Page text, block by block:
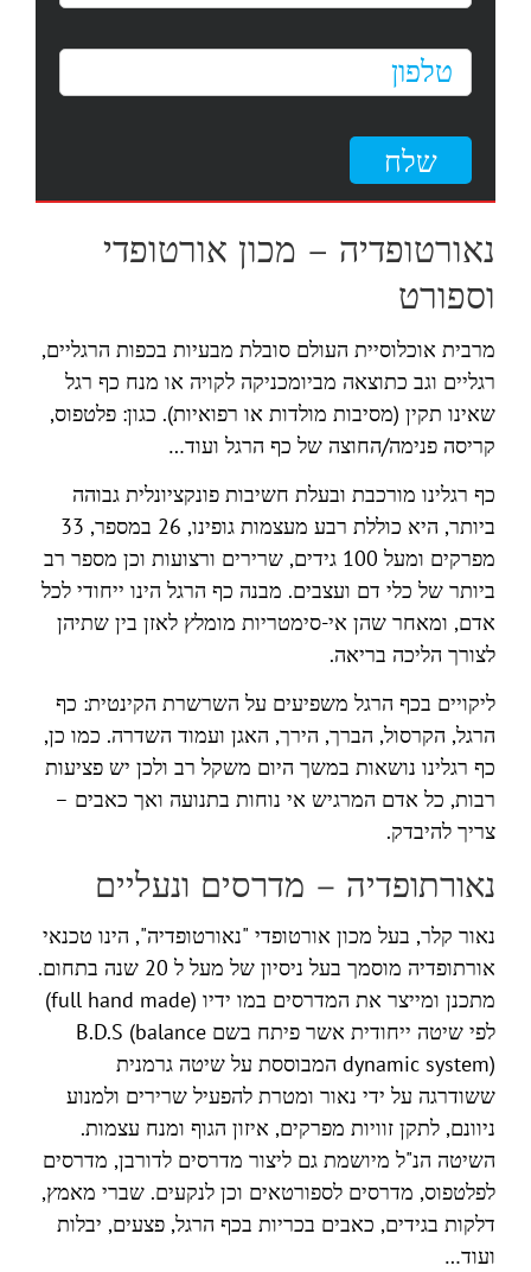
נאורטופדיה – מכון אורטופדי
וספורט
מרבית אוכלוסיית העולם סובלת מבעיות בכפות הרגליים,
רגליים וגב כתוצאה מביומכניקה לקויה או מנח כף רגל
שאינו תקין (מסיבות מולדות או רפואיות). כגון: פלטפוס,
קריסה פנימה/החוצה של כף הרגל ועוד…
כף רגלינו מורכבת ובעלת חשיבות פונקציונלית גבוהה
ביותר, היא כוללת רבע מעצמות גופינו, 26 במספר, 33
מפרקים ומעל 100 גידים, שרירים ורצועות וכן מספר רב
ביותר של כלי דם ועצבים. מבנה כף הרגל הינו ייחודי לכל
אדם, ומאחר שהן אי-סימטריות מומלץ לאזן בין שתיהן
לצורך הליכה בריאה.
ליקויים בכף הרגל משפיעים על השרשרת הקינטית: כף
הרגל, הקרסול, הברך, הירך, האגן ועמוד השדרה. כמו כן,
כף רגלינו נושאות במשך היום משקל רב ולכן יש פציעות
רבות, כל אדם המרגיש אי נוחות בתנועה ואך כאבים –
צריך להיבדק.
נאורתופדיה – מדרסים ונעליים
נאור קלר, בעל מכון אורטופדי "נאורטופדיה", הינו טכנאי
אורתופדיה מוסמך בעל ניסיון של מעל ל 20 שנה בתחום.
מתכנן ומייצר את המדרסים במו ידיו (full hand made)
לפי שיטה ייחודית אשר פיתח בשם B.D.S (balance
dynamic system) המבוססת על שיטה גרמנית
ששודרגה על ידי נאור ומטרת להפעיל שרירים ולמנוע
ניוונם, לתקן זוויות מפרקים, איזון הגוף ומנח עצמות.
השיטה הנ"ל מיושמת גם ליצור מדרסים לדורבן, מדרסים
לפלטפוס, מדרסים לספורטאים וכן לנקעים. שברי מאמץ,
דלקות בגידים, כאבים בכריות בכף הרגל, פצעים, יבלות
ועוד…